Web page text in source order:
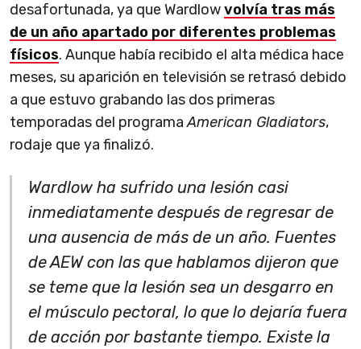
desafortunada, ya que Wardlowvolvía tras más
de un año apartado por diferentes problemas
físicos. Aunque había recibido el alta médica hace
meses, su aparición en televisión se retrasó debido
a que estuvo grabando las dos primeras
temporadas del programaAmerican Gladiators,
rodaje que ya finalizó.
Wardlow ha sufrido una lesión casi
inmediatamente después de regresar de
una ausencia de más de un año. Fuentes
de AEW con las que hablamos dijeron que
se teme que la lesión sea un desgarro en
el músculo pectoral, lo que lo dejaría fuera
de acción por bastante tiempo. Existe la